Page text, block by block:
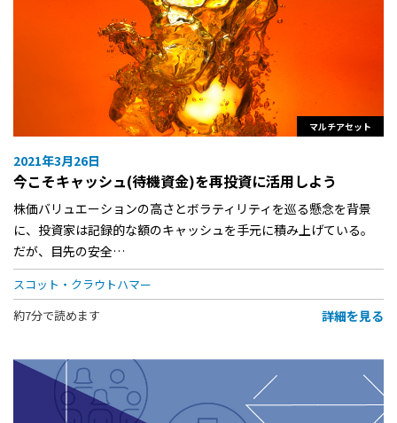
マルチアセット
2021年3月26日
今こそキャッシュ(待機資金)を再投資に活用しよう
株価バリュエーションの高さとボラティリティを巡る懸念を背景
に、投資家は記録的な額のキャッシュを手元に積み上げている。
だが、目先の安全…
スコット・クラウトハマー
約7分で読めます
詳細を見る